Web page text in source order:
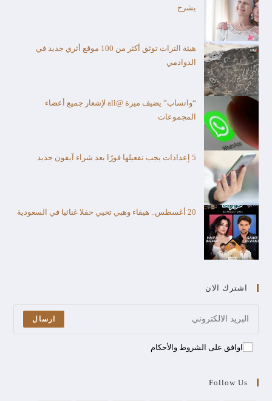
يشرح
هيئة التراث توثق أكثر من 100 موقع أثري جديد في
الدوادمي
“واتساب” يضيف ميزة @all لإشعار جميع أعضاء
المجموعات
5 إعدادات يجب تفعيلها فورًا بعد شراء آيفون جديد
20 أغسطس.. هيفاء وهبي تحيي حفلا غنائيا في السعودية
اشترك الان
ارسال
اوافق على الشروط والأحكام
Follow Us